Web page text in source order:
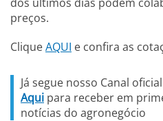
preços.
CliqueAQUI e confira as
Já segue nosso Canal
Aqui para receber em
notícias do agronegócio